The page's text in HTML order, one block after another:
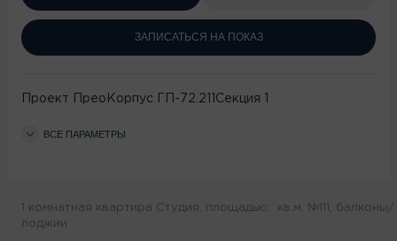
ЗАПИСАТЬСЯ НА ПОКАЗ
Проект Прео Корпус ГП-72.211 Секция
ВСЕ ПАРАМЕТРЫ
1 комнатная квартира Студия, площадью: кв.м. №111, балконы/
лоджии